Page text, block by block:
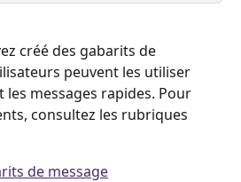
créé des gabarits de
peuvent les utiliser
les messages rapides. Pour
consultez les rubriques
de message